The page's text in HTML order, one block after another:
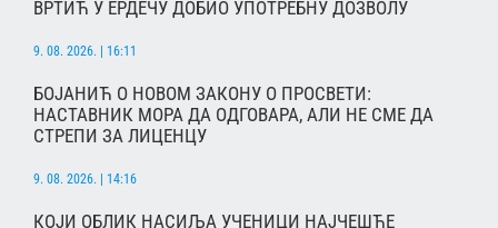
ВРТИЋ У ЕРДЕЧУ ДОБИО УПОТРЕБНУ ДОЗВОЛУ
9. 08. 2026. | 16:11
БОЈАНИЋ О НОВОМ ЗАКОНУ О ПРОСВЕТИ:
НАСТАВНИК МОРА ДА ОДГОВАРА, АЛИ НЕ СМЕ ДА
СТРЕПИ ЗА ЛИЦЕНЦУ
9. 08. 2026. | 14:16
КОЈИ ОБЛИК НАСИЉА УЧЕНИЦИ НАЈЧЕШЋЕ